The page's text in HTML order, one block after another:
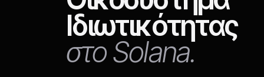
Ιδιωτικότητας
στο Solana.